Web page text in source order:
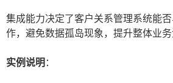
集成能力决定了客户关系管理系统能
作，避免数据孤岛现象，提升整体业务
实例说明 ：